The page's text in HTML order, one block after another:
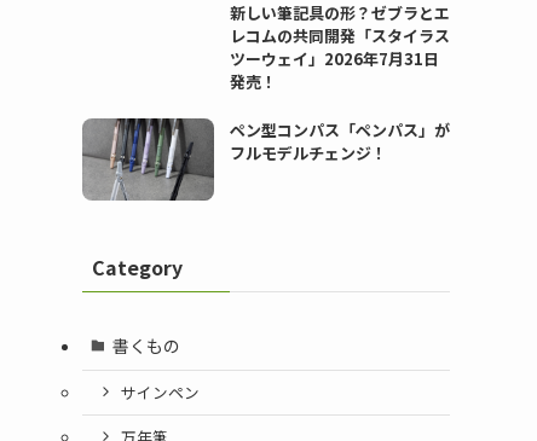
新しい筆記具の形？ゼブラとエ
レコムの共同開発「スタイラス
ツーウェイ」2026年7月31日
発売！
ペン型コンパス「ペンパス」が
フルモデルチェンジ！
Category
書くもの
サインペン